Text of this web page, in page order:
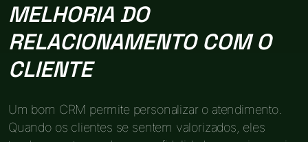
MELHORIA DO
RELACIONAMENTO COM O
CLIENTE
Um bom CRM permite personalizar o atendimento.
Quando os clientes se sentem valorizados, eles